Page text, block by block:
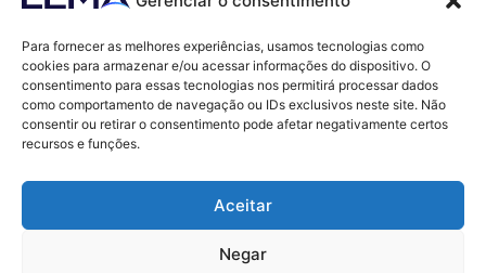
Para fornecer as melhores experiências, usamos tecnologias como
cookies para armazenar e/ou acessar informações do dispositivo. O
consentimento para essas tecnologias nos permitirá processar dados
como comportamento de navegação ou IDs exclusivos neste site. Não
consentir ou retirar o consentimento pode afetar negativamente certos
recursos e funções.
Aceitar
Negar
Contatos
contato@lemaef.com.br
(85) 99868-3664